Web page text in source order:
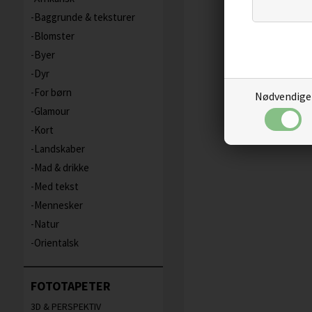
Nødvendige
Baggrunde & teksturer
Blomster
Byer
Dyr
For børn
Glamour
Kort
Landskaber
Mad & drikke
Med tekst
Mennesker
Natur
Orientalsk
FOTOTAPETER
3D & PERSPEKTIV